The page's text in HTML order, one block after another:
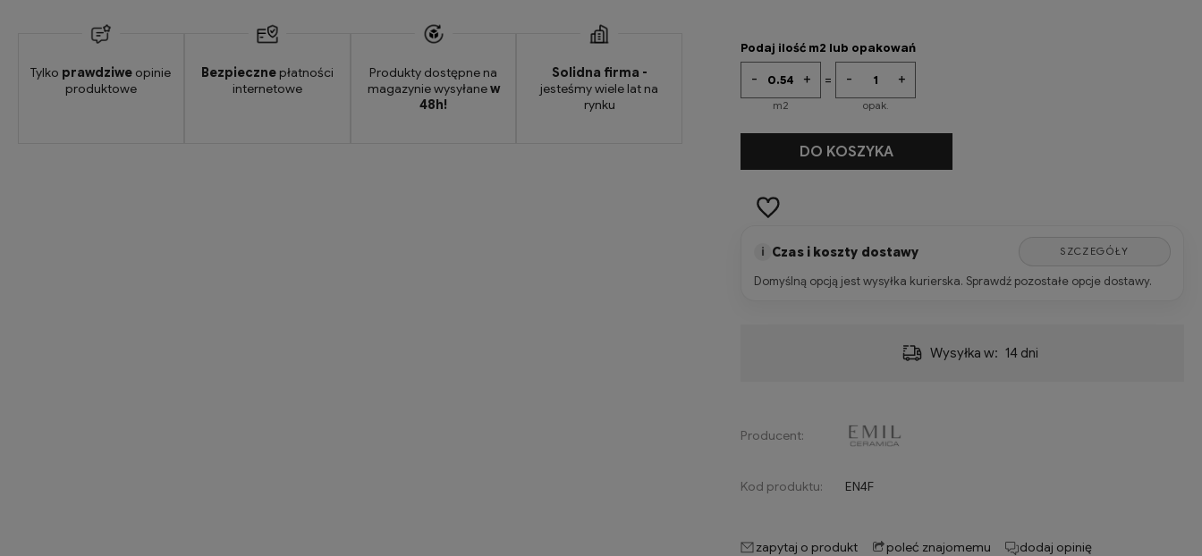
Tylko prawdziwe opinie
produktowe
Bezpiecznepłatności
internetowe
Produkty dostępne na
magazynie wysyłanew
48h!
Solidna firma -
jesteśmy wiele lat na
rynku
Podaj ilość m2 lub opakowań
+
-
m2
= +
-
opak.
+
-
DO KOSZYKA
i Czas i koszty dostawy SZCZEGÓŁY
Domyślną opcją jest wysyłka kurierska. Sprawdź pozostałe opcje dostawy.
Wysyłka w: 14 dni
Producent:
Kod produktu: EN4F
zapytaj o produkt poleć znajomemu dodaj opinię